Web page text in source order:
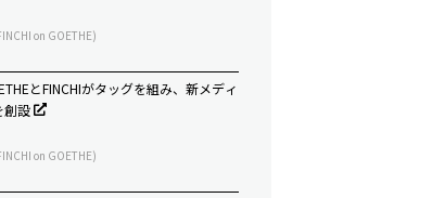
on GOETHE)
とFINCHIがタッグを組み、新メディ
創設
on GOETHE)